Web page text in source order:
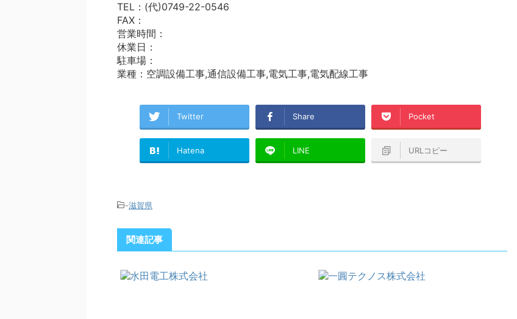
TEL：(代)0749-22-0546
FAX：
営業時間：
休業日：
駐車場：
業種：空調設備工事,通信設備工事,電気工事,電気配線工事
Twitter Share Pocket
Hatena LINE URLコピー
-滋賀県
関連記事